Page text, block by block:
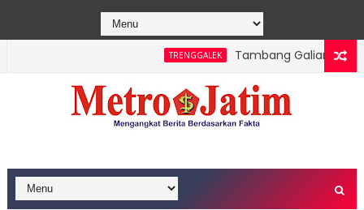
TRENGGALEK
Tambang Galian C
Bendungan dan Perhutani Patroli Terpadu Serta Edukasi